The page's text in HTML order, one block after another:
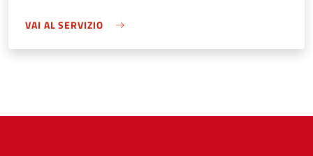
VAI AL SERVIZIO